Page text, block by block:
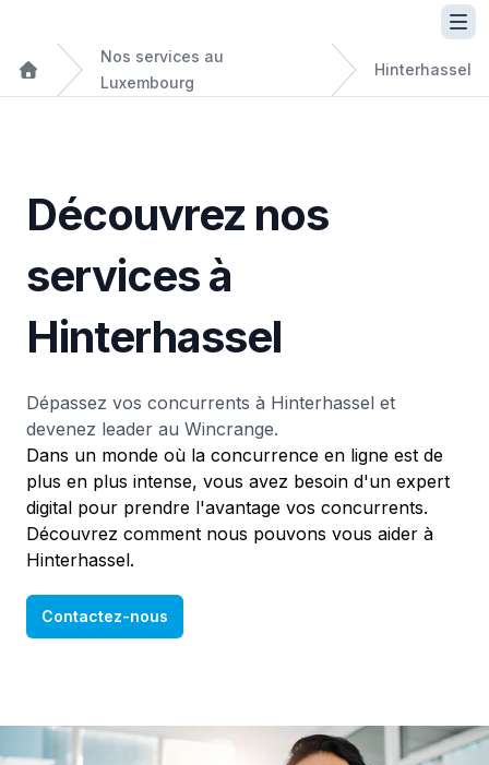
Nos services au
Luxembourg
Hinterhassel
Découvrez nos
services à
Hinterhassel
Dépassez vos concurrents à Hinterhassel et
devenez leader au Wincrange.
Dans un monde où la concurrence en ligne est de
plus en plus intense, vous avez besoin d'un expert
digital pour prendre l'avantage vos concurrents.
Découvrez comment nous pouvons vous aider à
Hinterhassel.
Contactez-nous